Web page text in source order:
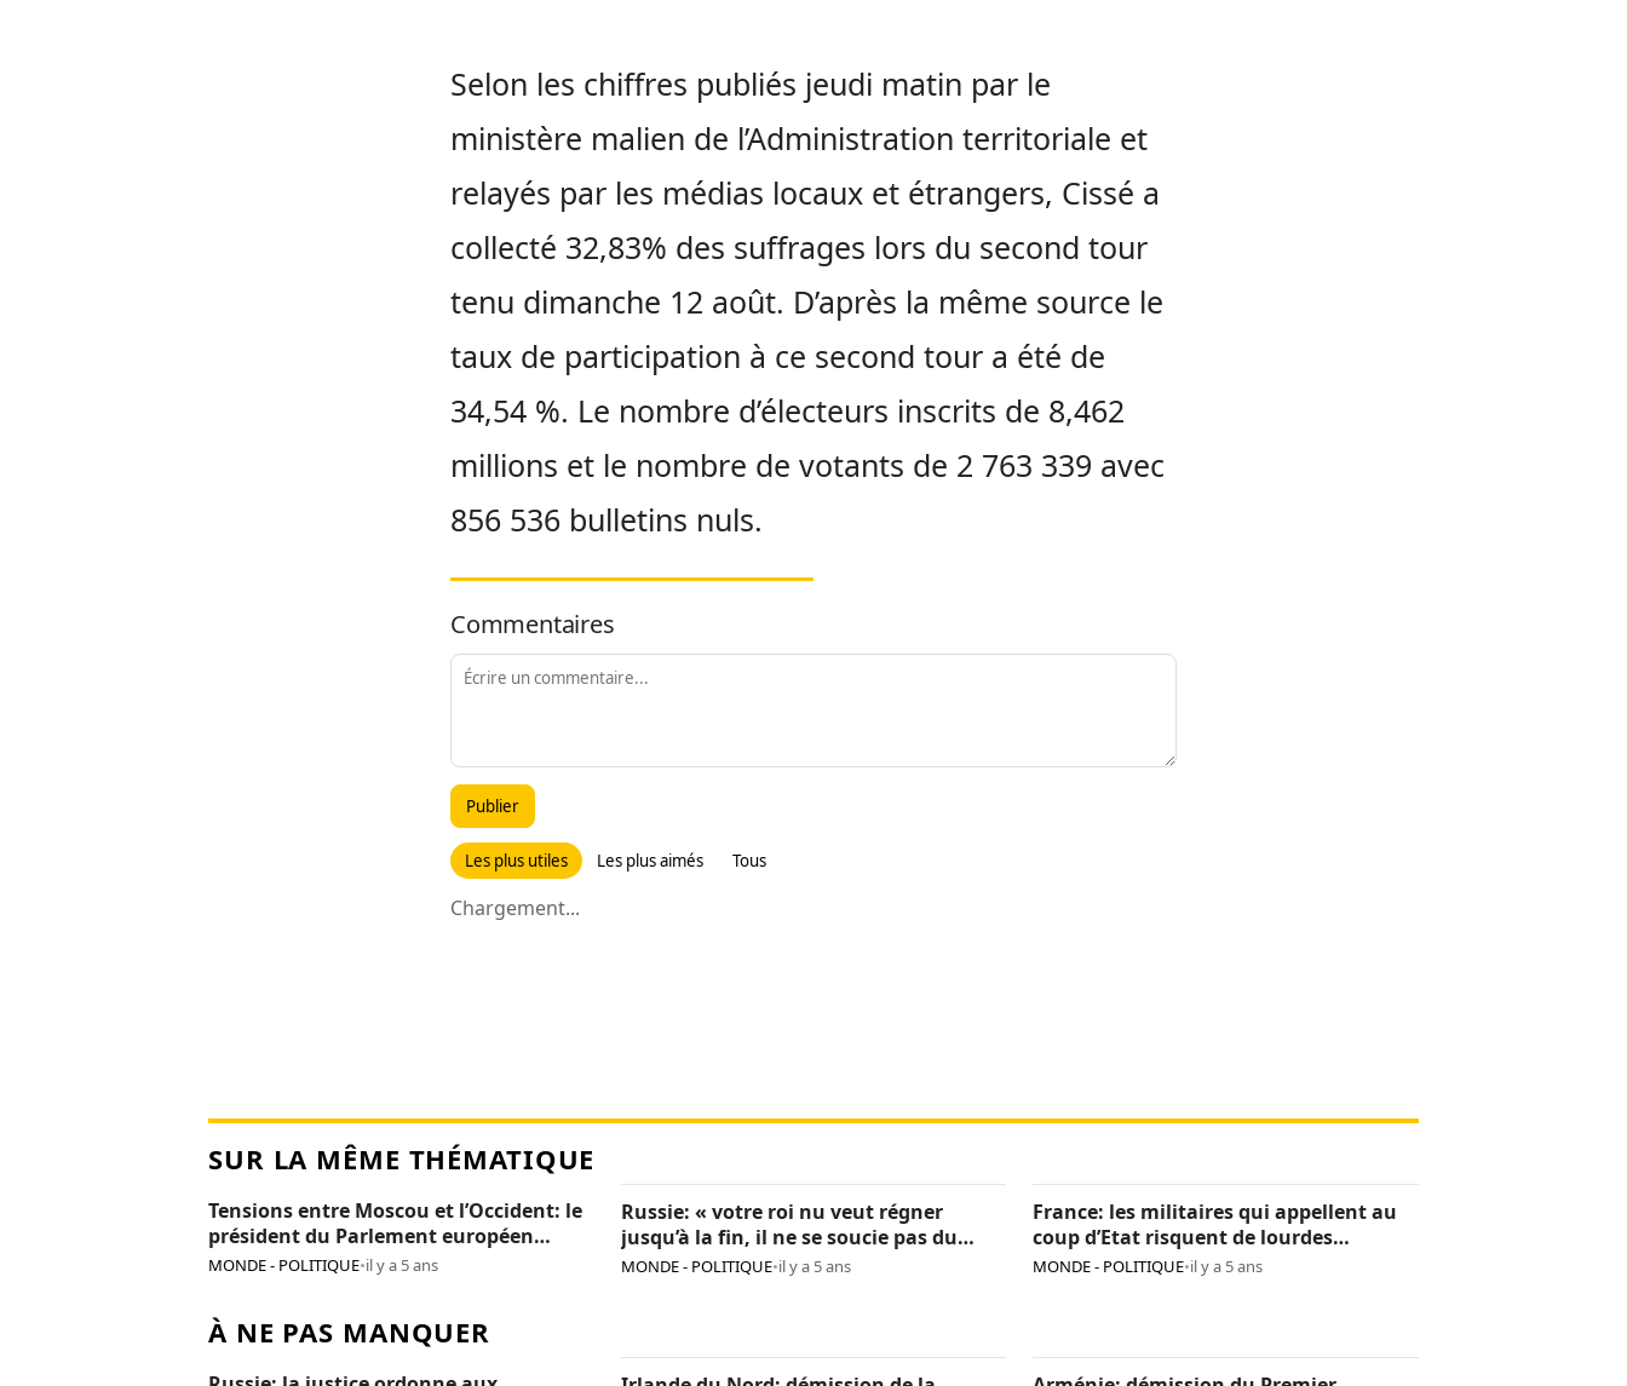
Selon les chiffres publiés jeudi matin par le
ministère malien de l’Administration territoriale et
relayés par les médias locaux et étrangers, Cissé a
collecté 32,83% des suffrages lors du second tour
tenu dimanche 12 août. D’après la même source le
taux de participation à ce second tour a été de
34,54 %. Le nombre d’électeurs inscrits de 8,462
millions et le nombre de votants de 2 763 339 avec
856 536 bulletins nuls.
Commentaires
Publier
Les plus utiles Les plus aimés Tous
Chargement...
SUR LA MÊME THÉMATIQUE
Tensions entre Moscou et l’Occident: le
président du Parlement européen
persona non grata en Russie
MONDE - POLITIQUE•il y a 5 ans
Russie: « votre roi nu veut régner
jusqu’à la fin, il ne se soucie pas du
pays », Navalny critique encore Poutine
MONDE - POLITIQUE•il y a 5 ans
France: les militaires qui appellent au
coup d’Etat risquent de lourdes
sanctions
MONDE - POLITIQUE•il y a 5 ans
À NE PAS MANQUER